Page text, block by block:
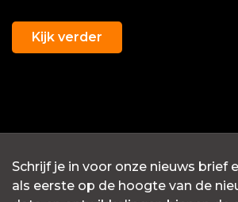
Kijk verder
Schrijf je in voor onze nieuws brief
als eerste op de hoogte van de